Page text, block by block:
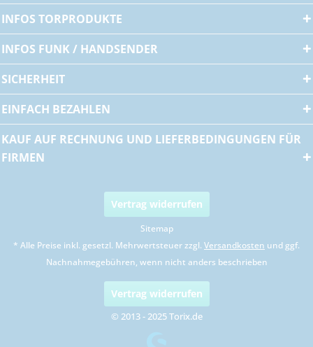
INFOS TORPRODUKTE
INFOS FUNK / HANDSENDER
SICHERHEIT
EINFACH BEZAHLEN
KAUF AUF RECHNUNG UND LIEFERBEDINGUNGEN FÜR
FIRMEN
Vertrag widerrufen
Sitemap
* Alle Preise inkl. gesetzl. Mehrwertsteuer zzgl. Versandkosten und ggf.
Nachnahmegebühren, wenn nicht anders beschrieben
Vertrag widerrufen
© 2013 - 2025 Torix.de